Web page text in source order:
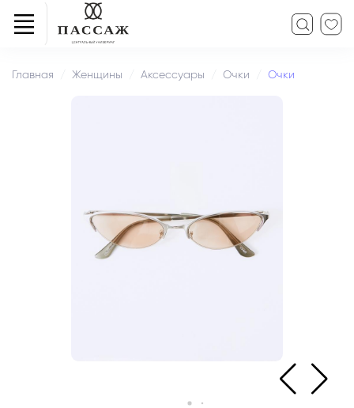
Главная Женщины Аксессуары Очки Очки